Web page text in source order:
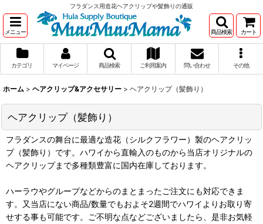
フラダンス用造花ヘアクリップや髪飾りの通販
メニュー 商品検索 カート
カテゴリ マイページ 商品検索 ご利用案内 問い合わせ その他
ホーム > ヘアクリップ&アクセサリー > ヘアクリップ（髪飾り）
ヘアクリップ（髪飾り）
フラダンスの舞台に最適な造花（シルクフラワー）製のヘアクリッ
プ（髪飾り）です。ハワイから直輸入のものから当店オリジナルの
ヘアクリップまで多種類豊富に国内在庫しております。
ハーラウやグループなどからのまとまったご注文にも対応できま
す。又当店にない商品/数量でもおよそ2週間でハワイよりお取り寄
せする事も可能です。ご不明な点などございましたら、是非お気軽